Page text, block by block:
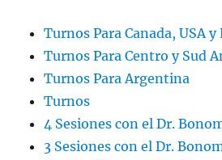
Turnos Para Canada, USA y
Turnos Para Centro y Sud
Turnos Para Argentina
Turnos
4 Sesiones con el Dr.
3 Sesiones con el Dr.